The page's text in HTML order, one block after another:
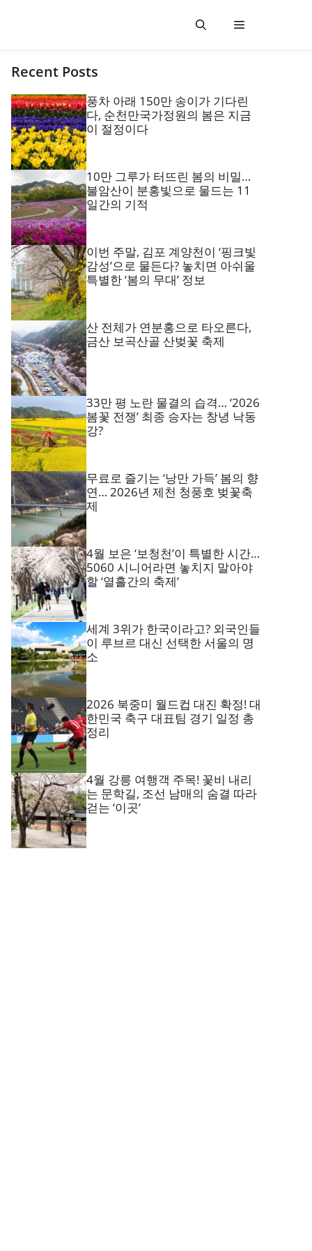
Recent Posts
풍차 아래 150만 송이가 기다린
다, 순천만국가정원의 봄은 지금
이 절정이다
10만 그루가 터뜨린 봄의 비밀…
불암산이 분홍빛으로 물드는 11
일간의 기적
이번 주말, 김포 계양천이 ‘핑크빛
감성’으로 물든다? 놓치면 아쉬울
특별한 ‘봄의 무대’ 정보
산 전체가 연분홍으로 타오른다,
금산 보곡산골 산벚꽃 축제
33만 평 노란 물결의 습격… ‘2026
봄꽃 전쟁’ 최종 승자는 창녕 낙동
강?
무료로 즐기는 ‘낭만 가득’ 봄의 향
연… 2026년 제천 청풍호 벚꽃축
제
4월 보은 ‘보청천’이 특별한 시간…
5060 시니어라면 놓치지 말아야
할 ‘열흘간의 축제’
세계 3위가 한국이라고? 외국인들
이 루브르 대신 선택한 서울의 명
소
2026 북중미 월드컵 대진 확정! 대
한민국 축구 대표팀 경기 일정 총
정리
4월 강릉 여행객 주목! 꽃비 내리
는 문학길, 조선 남매의 숨결 따라
걷는 ‘이곳’